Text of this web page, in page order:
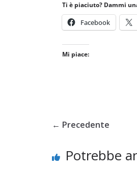
Ti è piaciuto? Dammi
Facebook
Mi piace:
← Precedente
Potrebbe
la Pace di